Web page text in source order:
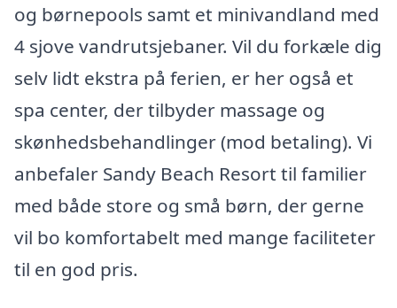
og børnepools samt et minivandland med
4 sjove vandrutsjebaner. Vil du forkæle dig
selv lidt ekstra på ferien, er her også et
spa center, der tilbyder massage og
skønhedsbehandlinger (mod betaling). Vi
anbefaler Sandy Beach Resort til familier
med både store og små børn, der gerne
vil bo komfortabelt med mange faciliteter
til en god pris.